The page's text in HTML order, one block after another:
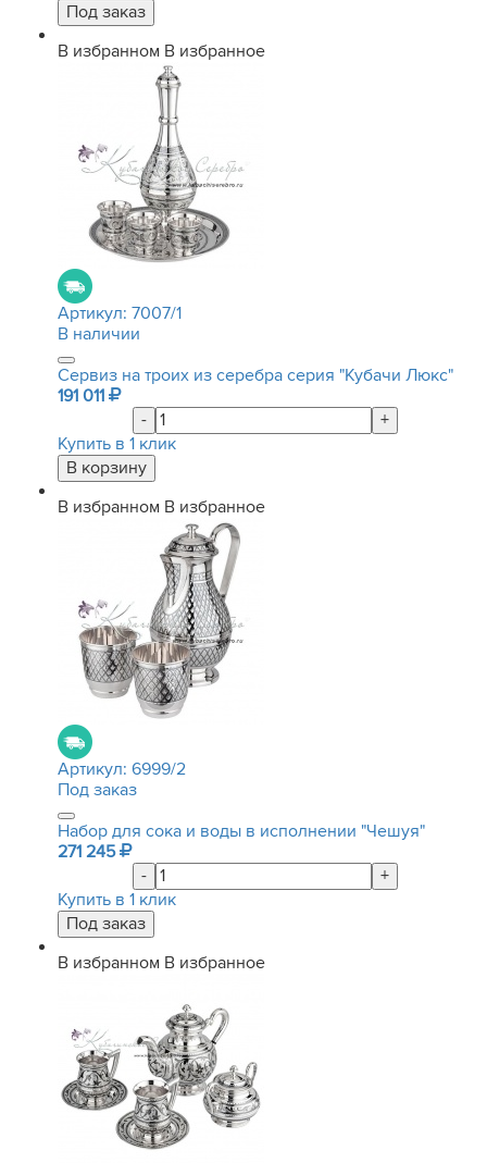
В избранном В избранное
Артикул: 7007/1
В наличии
Сервиз на троих из серебра серия "Кубачи Люкс"
191 011
-
+
Купить в 1 клик
В избранном В избранное
Артикул: 6999/2
Под заказ
Набор для сока и воды в исполнении "Чешуя"
271 245
-
+
Купить в 1 клик
В избранном В избранное